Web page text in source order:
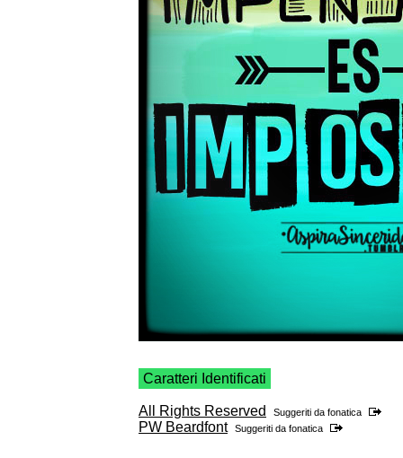
Caratteri Identificati
All Rights Reserved Suggeriti da fonatica
PW Beardfont Suggeriti da fonatica